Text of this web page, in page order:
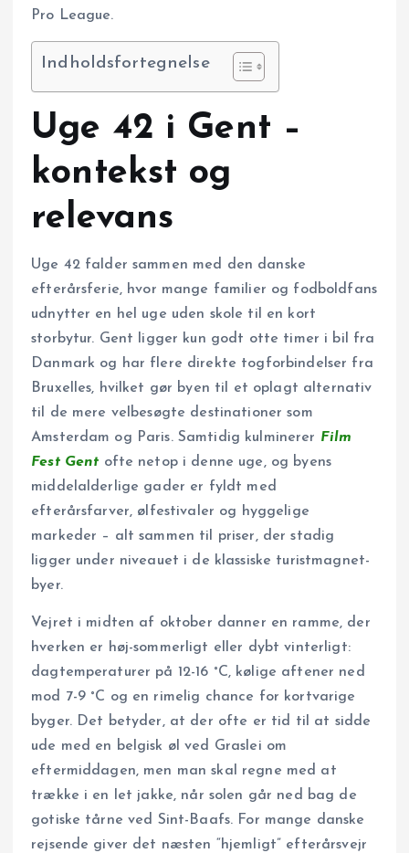
Pro League.
Indholdsfortegnelse
Uge 42 i Gent –
kontekst og
relevans
Uge 42 falder sammen med den danske
efterårsferie, hvor mange familier og fodboldfans
udnytter en hel uge uden skole til en kort
storbytur. Gent ligger kun godt otte timer i bil fra
Danmark og har flere direkte togforbindelser fra
Bruxelles, hvilket gør byen til et oplagt alternativ
til de mere velbesøgte destinationer som
Amsterdam og Paris. Samtidig kulminerer Film
Fest Gent ofte netop i denne uge, og byens
middelalderlige gader er fyldt med
efterårsfarver, ølfestivaler og hyggelige
markeder – alt sammen til priser, der stadig
ligger under niveauet i de klassiske turistmagnet-
byer.
Vejret i midten af oktober danner en ramme, der
hverken er høj-sommerligt eller dybt vinterligt:
dagtemperaturer på 12-16 °C, kølige aftener ned
mod 7-9 °C og en rimelig chance for kortvarige
byger. Det betyder, at der ofte er tid til at sidde
ude med en belgisk øl ved Graslei om
eftermiddagen, men man skal regne med at
trække i en let jakke, når solen går ned bag de
gotiske tårne ved Sint-Baafs. For mange danske
rejsende giver det næsten “hjemligt” efterårsvejr